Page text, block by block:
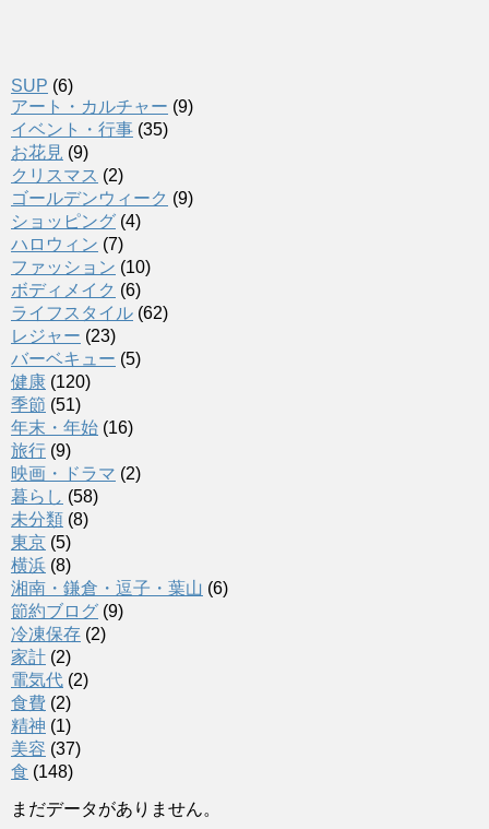
SUP (6)
アート・カルチャー (9)
イベント・行事 (35)
お花見 (9)
クリスマス (2)
ゴールデンウィーク (9)
ショッピング (4)
ハロウィン (7)
ファッション (10)
ボディメイク (6)
ライフスタイル (62)
レジャー (23)
バーベキュー (5)
健康 (120)
季節 (51)
年末・年始 (16)
旅行 (9)
映画・ドラマ (2)
暮らし (58)
未分類 (8)
東京 (5)
横浜 (8)
湘南・鎌倉・逗子・葉山 (6)
節約ブログ (9)
冷凍保存 (2)
家計 (2)
電気代 (2)
食費 (2)
精神 (1)
美容 (37)
食 (148)
まだデータがありません。